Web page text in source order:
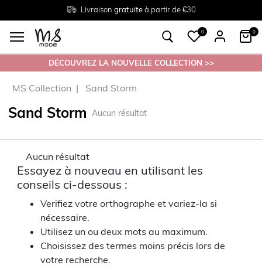
Livraison gratuiteà partir de €30
Tailles du38 au 54
Retourgratuit en magasin
0 0
DÉCOUVREZ LA NOUVELLE COLLECTION >>
MS Collection Sand Storm
Sand Storm Aucun résultat
Aucun résultat
Essayez à nouveau en utilisant les
conseils ci-dessous :
Verifiez votre orthographe et variez-la si
nécessaire.
Utilisez un ou deux mots au maximum.
Choisissez des termes moins précis lors de
votre recherche.